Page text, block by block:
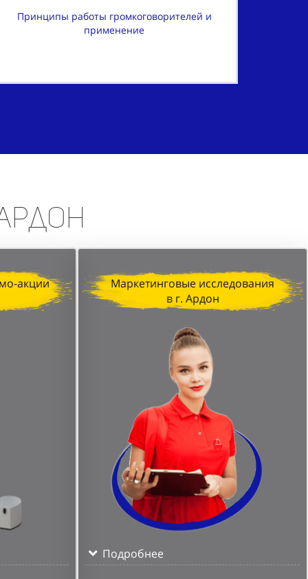
Принципы работы громкоговорителей и
применение
акции
Маркетинговые исследования
в г. Ардон
Подробнее